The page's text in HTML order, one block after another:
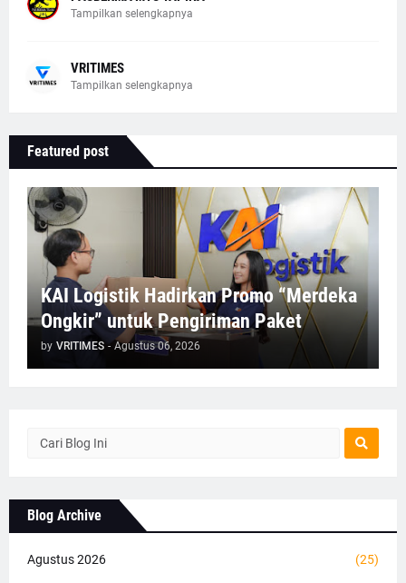
Tampilkan selengkapnya
VRITIMES
Tampilkan selengkapnya
Featured post
KAI Logistik Hadirkan Promo “Merdeka
Ongkir” untuk Pengiriman Paket
by VRITIMES - Agustus 06, 2026
Blog Archive
Agustus 2026 (25)